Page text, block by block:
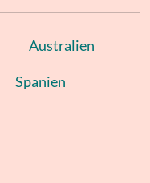
Australien
Spanien